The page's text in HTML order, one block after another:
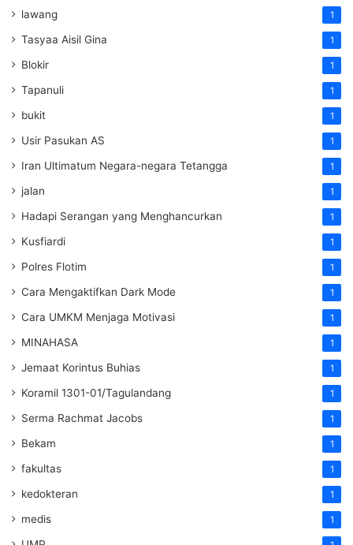
lawang 1
Tasyaa Aisil Gina 1
Blokir 1
Tapanuli 1
bukit 1
Usir Pasukan AS 1
Iran Ultimatum Negara-negara Tetangga 1
jalan 1
Hadapi Serangan yang Menghancurkan 1
Kusfiardi 1
Polres Flotim 1
Cara Mengaktifkan Dark Mode 1
Cara UMKM Menjaga Motivasi 1
MINAHASA 1
Jemaat Korintus Buhias 1
Koramil 1301-01/Tagulandang 1
Serma Rachmat Jacobs 1
Bekam 1
fakultas 1
kedokteran 1
medis 1